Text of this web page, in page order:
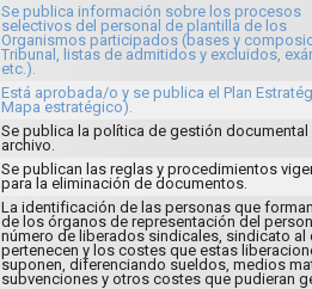
Se publica información sobre los procesos
selectivos del personal de plantilla de los
Organismos participados (bases y
Tribunal, listas de admitidos y excluidos,
etc.).
Está aprobada/o y se publica el Plan
Mapa estratégico).
Se publica la política de gestión documental
archivo.
Se publican las reglas y procedimientos
para la eliminación de documentos.
La identificación de las personas que
de los órganos de representación del
número de liberados sindicales, sindicato al
pertenecen y los costes que estas
suponen, diferenciando sueldos, medios
subvenciones y otros costes que pudieran